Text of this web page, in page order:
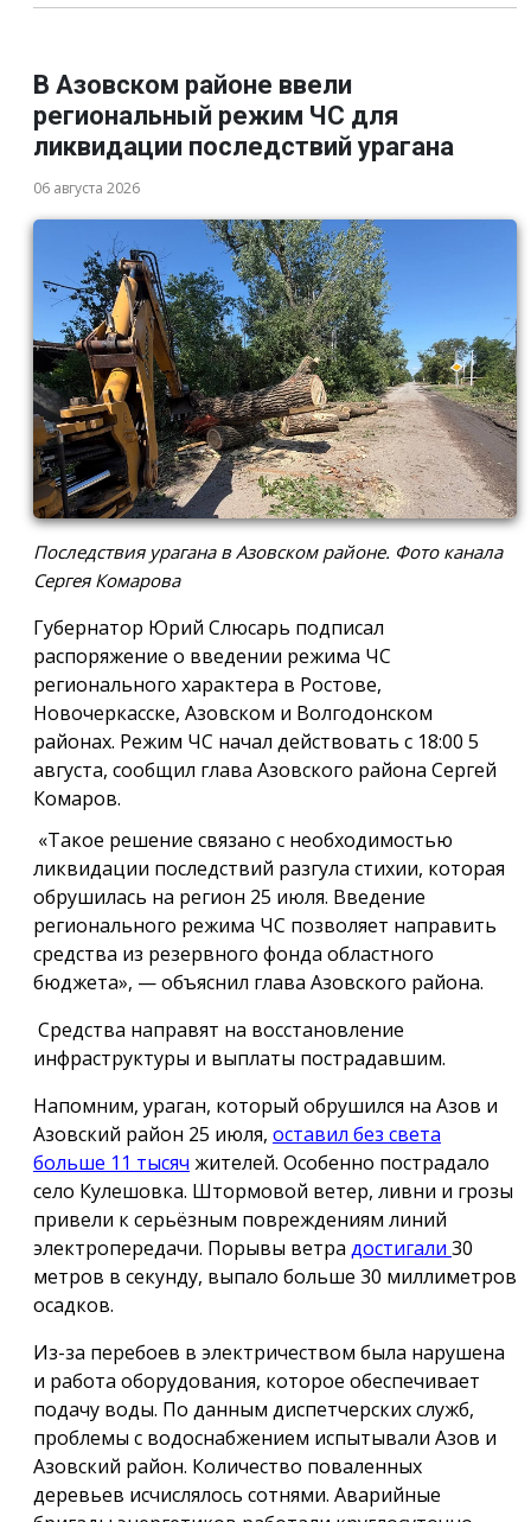
В Азовском районе ввели
региональный режим ЧС для
ликвидации последствий урагана
06 августа 2026
Последствия урагана в Азовском районе. Фото канала
Сергея Комарова
Губернатор Юрий Слюсарь подписал
распоряжение о введении режима ЧС
регионального характера в Ростове,
Новочеркасске, Азовском и Волгодонском
районах. Режим ЧС начал действовать с 18:00 5
августа, сообщил глава Азовского района Сергей
Комаров.
«Такое решение связано с необходимостью
ликвидации последствий разгула стихии, которая
обрушилась на регион 25 июля. Введение
регионального режима ЧС позволяет направить
средства из резервного фонда областного
бюджета», — объяснил глава Азовского района.
Средства направят на восстановление
инфраструктуры и выплаты пострадавшим.
Напомним, ураган, который обрушился на Азов и
Азовский район 25 июля, оставил без света
больше 11 тысяч жителей. Особенно пострадало
село Кулешовка. Штормовой ветер, ливни и грозы
привели к серьёзным повреждениям линий
электропередачи. Порывы ветра достигали 30
метров в секунду, выпало больше 30 миллиметров
осадков.
Из-за перебоев в электричеством была нарушена
и работа оборудования, которое обеспечивает
подачу воды. По данным диспетчерских служб,
проблемы с водоснабжением испытывали Азов и
Азовский район. Количество поваленных
деревьев исчислялось сотнями. Аварийные